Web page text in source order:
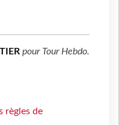
pour Tour Hebdo.
règles de